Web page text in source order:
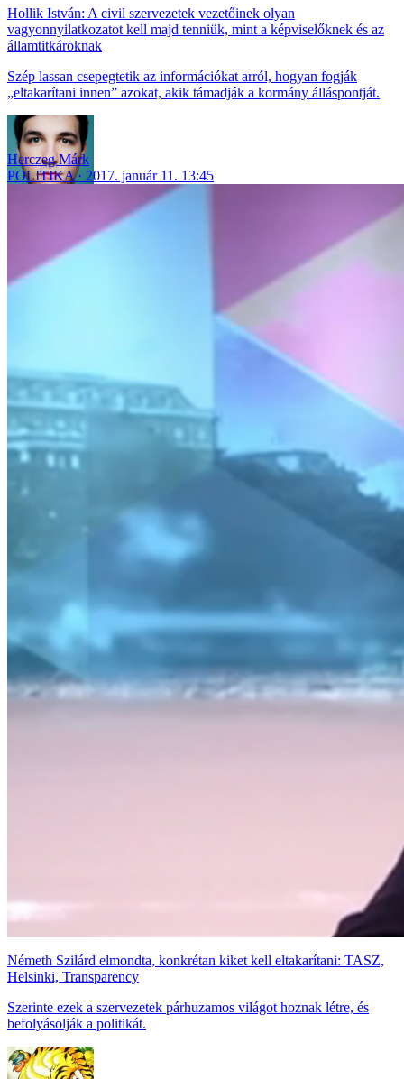
Hollik István: A civil szervezetek vezetőinek olyan
vagyonnyilatkozatot kell majd tenniük, mint a képviselőknek és az
államtitkároknak
Szép lassan csepegtetik az információkat arról, hogyan fogják
„eltakarítani innen” azokat, akik támadják a kormány álláspontját.
Herczeg Márk
POLITIKA
2017. január 11. 13:45
Németh Szilárd elmondta, konkrétan kiket kell eltakarítani: TASZ,
Helsinki, Transparency
Szerinte ezek a szervezetek párhuzamos világot hoznak létre, és
befolyásolják a politikát.